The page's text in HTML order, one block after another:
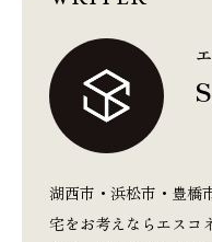
湖西市・浜松市・豊橋
宅をお考えならエスコ